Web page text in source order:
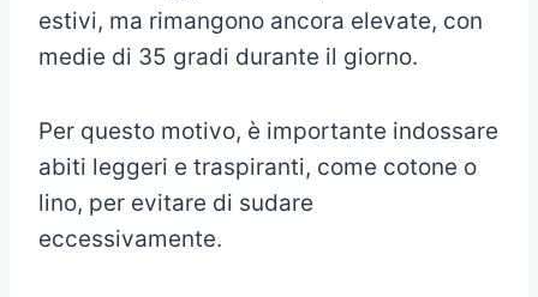
estivi, ma rimangono ancora elevate, con
medie di 35 gradi durante il giorno.
Per questo motivo, è importante indossare
abiti leggeri e traspiranti, come cotone o
lino, per evitare di sudare
eccessivamente.